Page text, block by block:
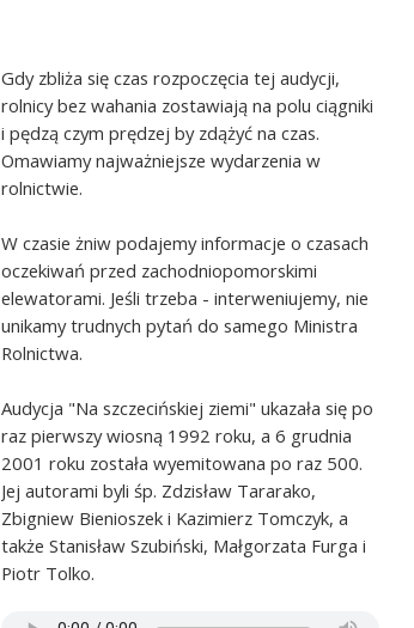
Gdy zbliża się czas rozpoczęcia tej audycji,
rolnicy bez wahania zostawiają na polu ciągniki
i pędzą czym prędzej by zdążyć na czas.
Omawiamy najważniejsze wydarzenia w
rolnictwie.
W czasie żniw podajemy informacje o czasach
oczekiwań przed zachodniopomorskimi
elewatorami. Jeśli trzeba - interweniujemy, nie
unikamy trudnych pytań do samego Ministra
Rolnictwa.
Audycja "Na szczecińskiej ziemi" ukazała się po
raz pierwszy wiosną 1992 roku, a 6 grudnia
2001 roku została wyemitowana po raz 500.
Jej autorami byli śp. Zdzisław Tararako,
Zbigniew Bienioszek i Kazimierz Tomczyk, a
także Stanisław Szubiński, Małgorzata Furga i
Piotr Tolko.